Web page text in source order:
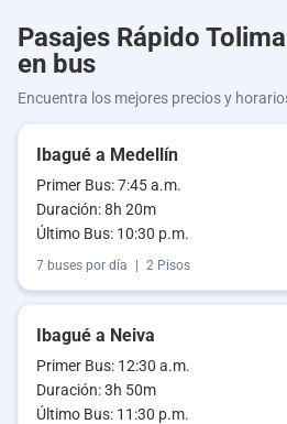
Pasajes Rápido
en bus
Encuentra los mejores precios y
Ibagué a Medellín
Primer Bus: 7:45 a.m.
Duración: 8h 20m
Último Bus: 10:30 p.m.
7 buses por día 2 Pisos
Ibagué a Neiva
Primer Bus: 12:30 a.m.
Duración: 3h 50m
Último Bus: 11:30 p.m.